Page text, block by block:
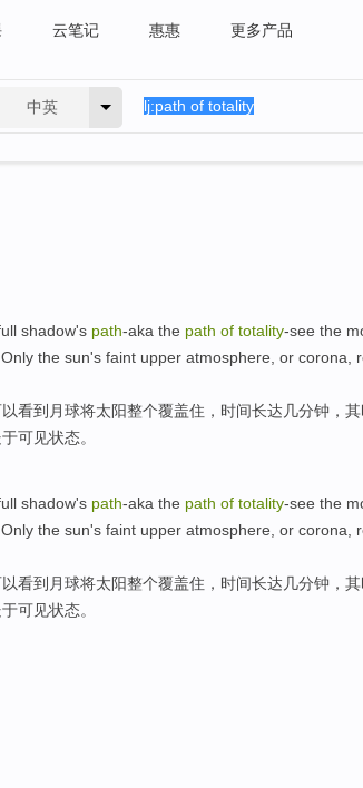
云笔记 惠惠 更多产品
中英
shadow's path-aka the path of totality-see the
Only the sun's faint upper atmosphere or corona
看到 月球将太阳整个覆盖住，时间长达 几分钟，
可见状态。
shadow's path-aka the path of totality-see the
Only the sun's faint upper atmosphere or corona
看到 月球将太阳整个覆盖住，时间长达 几分钟，
可见状态。